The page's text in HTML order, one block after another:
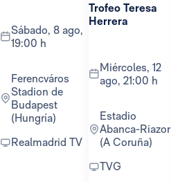
sábado, 8 ago,
19:00 h
Ferencváros
Stadion de
Budapest
(Hungría)
Realmadrid TV
Trofeo Teresa
Herrera
miércoles, 12
ago, 21:00 h
Estadio
Abanca-Riazor
(A Coruña)
TVG